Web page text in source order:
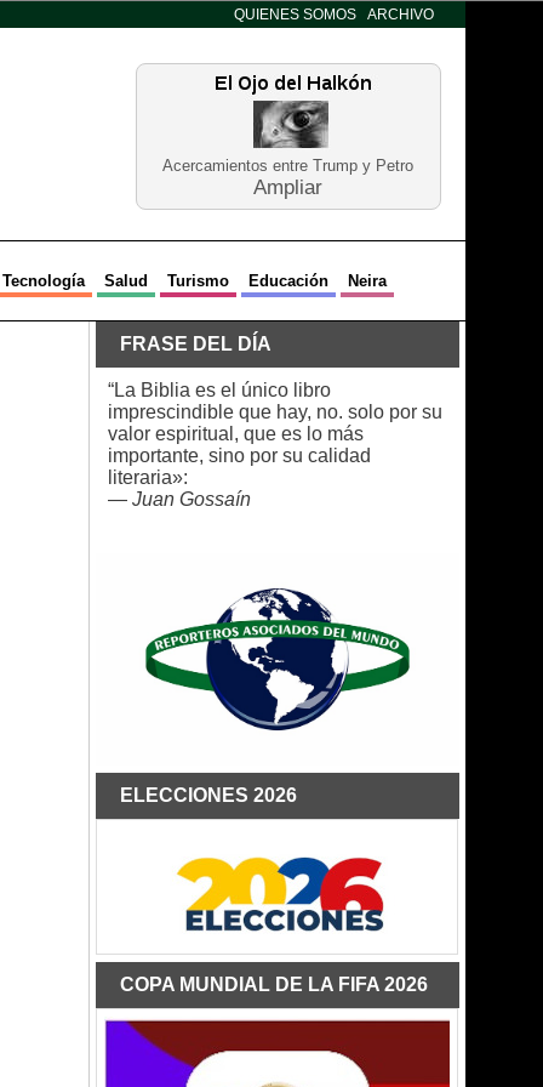
QUIENES SOMOS ARCHIVO
Acercamientos entre Trump y Petro
Ampliar
Tecnología Salud Turismo Educación Neira
FRASE DEL DÍA
“La Biblia es el único libro
imprescindible que hay, no. solo por su
valor espiritual, que es lo más
importante, sino por su calidad
literaria»:
— Juan Gossaín
ELECCIONES 2026
COPA MUNDIAL DE LA FIFA 2026